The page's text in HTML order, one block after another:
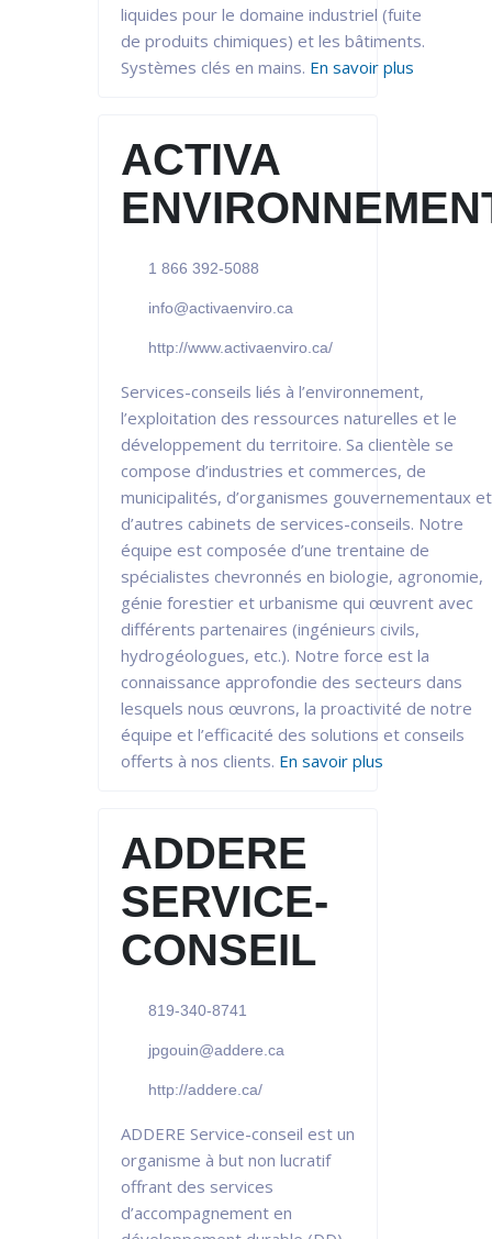
liquides pour le domaine industriel (fuite
de produits chimiques) et les bâtiments.
Systèmes clés en mains. En savoir plus
ACTIVA
1 866 392-5088
info@activaenviro.ca
http://www.activaenviro.ca/
Services-conseils liés à l’environnement,
l’exploitation des ressources naturelles et le
développement du territoire. Sa clientèle se
compose d’industries et commerces, de
municipalités, d’organismes gouvernementaux et
d’autres cabinets de services-conseils. Notre
équipe est composée d’une trentaine de
spécialistes chevronnés en biologie, agronomie,
génie forestier et urbanisme qui œuvrent avec
différents partenaires (ingénieurs civils,
hydrogéologues, etc.). Notre force est la
connaissance approfondie des secteurs dans
lesquels nous œuvrons, la proactivité de notre
équipe et l’efficacité des solutions et conseils
offerts à nos clients. En savoir plus
ADDERE
SERVICE-
CONSEIL
819-340-8741
jpgouin@addere.ca
http://addere.ca/
ADDERE Service-conseil est un
organisme à but non lucratif
offrant des services
d’accompagnement en